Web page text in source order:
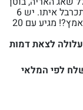
הפיל ודפי הפלמינגו. בואו להכיר חבר חדש להתכרבל איתו. יש 6
בובות שונות לאוסף! איזה מין חיה אתה הולך לאמץ?! מגיע עם 20
לצאת דמות
לפי המלאי